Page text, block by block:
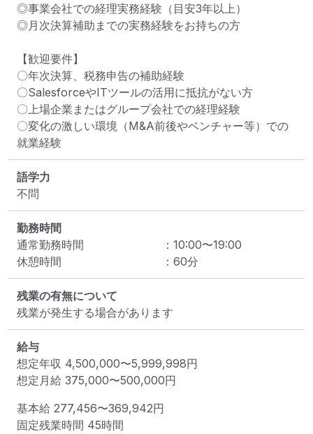
◎事業会社での経理実務経験（目安3年以上）
◎月次決算補助までの実務経験をお持ちの方
【歓迎要件】
〇年次決算、税務申告の補助経験
〇SalesforceやITツールの活用に抵抗がない方
〇上場企業またはグループ会社での経理経験
〇変化の激しい環境（M&A前後やベンチャー等）での
就業経験
語学力
不問
勤務時間
通常勤務時間
： 10:00〜19:00
休憩時間
： 60分
残業の有無について
残業が発生する場合があります
給与
想定年収 4,500,000〜5,999,998円
想定月給 375,000〜500,000円
基本給 277,456〜369,942円
固定残業時間 45時間